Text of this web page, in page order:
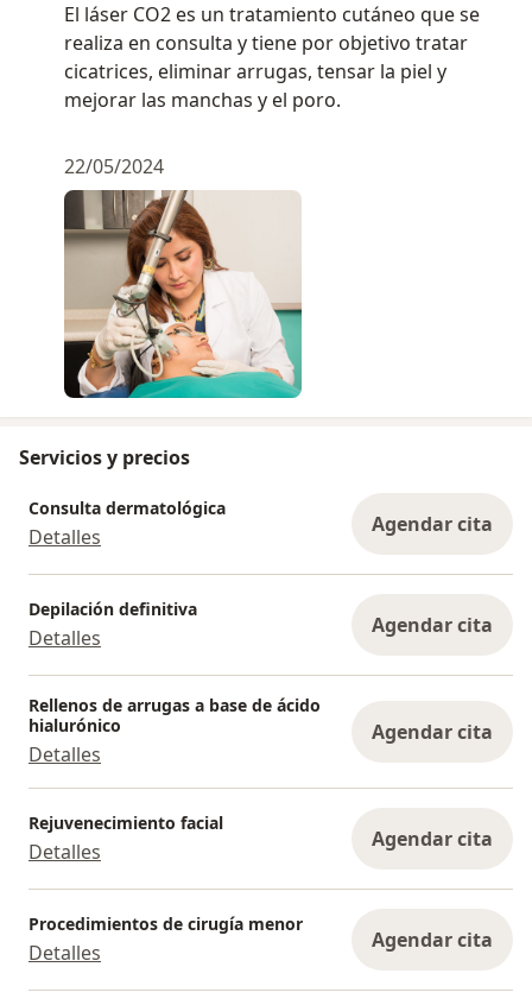
El láser CO2 es un tratamiento cutáneo que se
realiza en consulta y tiene por objetivo tratar
cicatrices, eliminar arrugas, tensar la piel y
mejorar las manchas y el poro.
22/05/2024
Servicios y precios
Consulta dermatológica
Detalles Agendar cita
Depilación definitiva
Detalles Agendar cita
Rellenos de arrugas a base de ácido
hialurónico
Detalles
Agendar cita
Rejuvenecimiento facial
Detalles Agendar cita
Procedimientos de cirugía menor
Detalles Agendar cita